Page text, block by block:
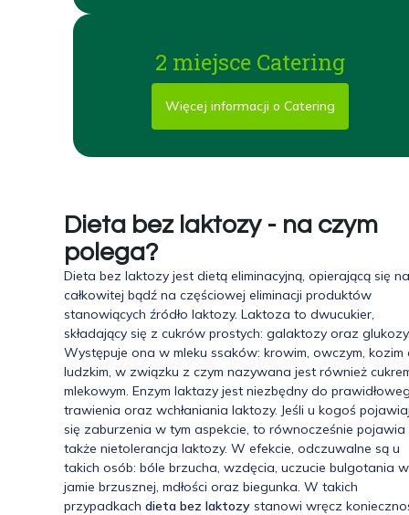
2 miejsce Catering
Więcej informacji o Catering
Dieta bez laktozy - na czym
polega?
Dieta bez laktozy jest dietą eliminacyjną, opierającą się na
całkowitej bądź na częściowej eliminacji produktów
stanowiących źródło laktozy. Laktoza to dwucukier,
składający się z cukrów prostych: galaktozy oraz
Występuje ona w mleku ssaków: krowim, owczym, kozim
ludzkim, w związku z czym nazywana jest również
mlekowym. Enzym laktazy jest niezbędny do
trawienia oraz wchłaniania laktozy. Jeśli u kogoś
się zaburzenia w tym aspekcie, to równocześnie pojawia
także nietolerancja laktozy. W efekcie, odczuwalne są u
takich osób: bóle brzucha, wzdęcia, uczucie bulgotania w
jamie brzusznej, mdłości oraz biegunka. W takich
przypadkach dieta bez laktozy stanowi wręcz